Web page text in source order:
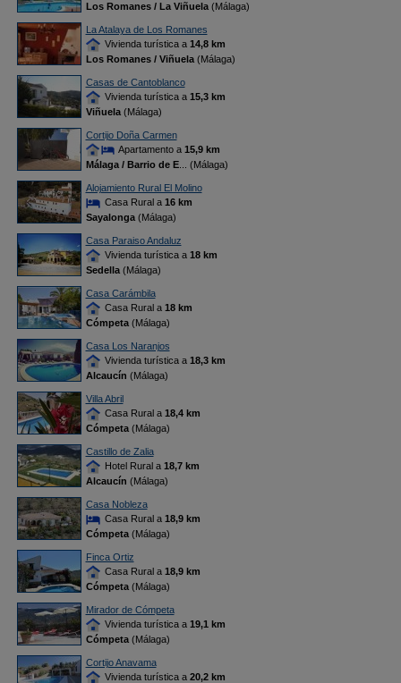
Los Romanes / La Viñuela(Málaga)
La Atalaya de Los Romanes
Vivienda turística a 14,8 km
Los Romanes / Viñuela(Málaga)
Casas de Cantoblanco
Vivienda turística a 15,3 km
Viñuela(Málaga)
Cortijo Doña Carmen
Apartamento a 15,9 km
Málaga / Barrio de E... (Málaga)
Alojamiento Rural El Molino
Casa Rural a 16 km
Sayalonga(Málaga)
Casa Paraiso Andaluz
Vivienda turística a 18 km
Sedella(Málaga)
Casa Carámbila
Casa Rural a 18 km
Cómpeta(Málaga)
Casa Los Naranjos
Vivienda turística a 18,3 km
Alcaucín (Málaga)
Villa Abril
Casa Rural a 18,4 km
Cómpeta(Málaga)
Castillo de Zalia
Hotel Rural a 18,7 km
Alcaucín (Málaga)
Casa Nobleza
Casa Rural a 18,9 km
Cómpeta(Málaga)
Finca Ortiz
Casa Rural a 18,9 km
Cómpeta(Málaga)
Mirador de Cómpeta
Vivienda turística a 19,1 km
Cómpeta(Málaga)
Cortijo Anavama
Vivienda turística a 20,2 km